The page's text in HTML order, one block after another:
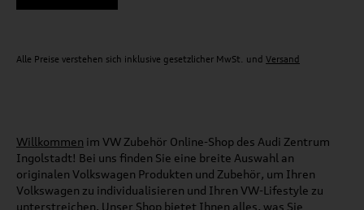
Alle Preise verstehen sich inklusive gesetzlicher MwSt. und Versand
Willkommen im VW Zubehör Online-Shop des Audi Zentrum
Ingolstadt! Bei uns finden Sie eine breite Auswahl an
originalen Volkswagen Produkten und Zubehör, um Ihren
Volkswagen zu individualisieren und Ihren VW-Lifestyle zu
unterstreichen. Unser Shop bietet Ihnen alles, was Sie